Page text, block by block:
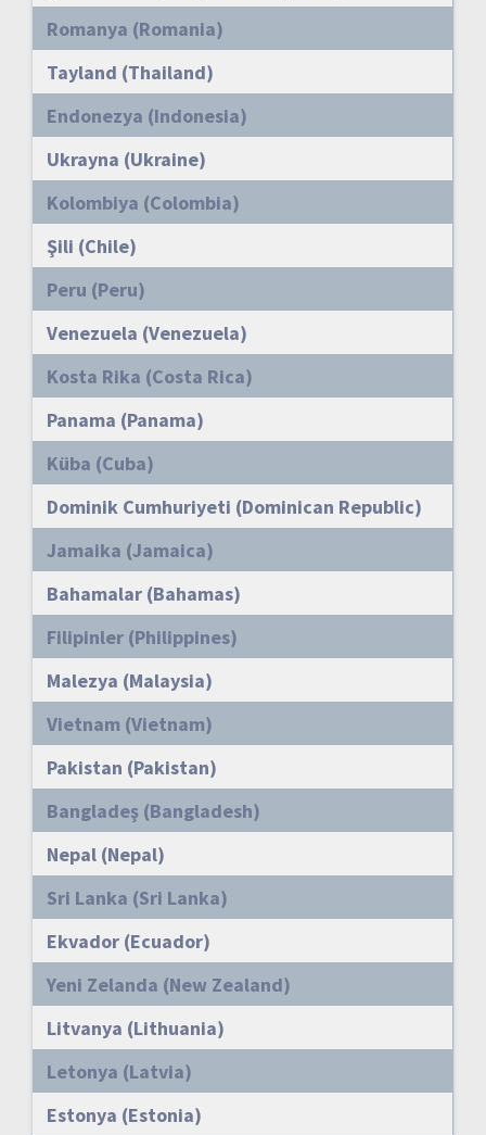
Romanya (Romania)
Tayland (Thailand)
Endonezya (Indonesia)
Ukrayna (Ukraine)
Kolombiya (Colombia)
Şili (Chile)
Peru (Peru)
Venezuela (Venezuela)
Kosta Rika (Costa Rica)
Panama (Panama)
Küba (Cuba)
Dominik Cumhuriyeti (Dominican Republic)
Jamaika (Jamaica)
Bahamalar (Bahamas)
Filipinler (Philippines)
Malezya (Malaysia)
Vietnam (Vietnam)
Pakistan (Pakistan)
Bangladeş (Bangladesh)
Nepal (Nepal)
Sri Lanka (Sri Lanka)
Ekvador (Ecuador)
Yeni Zelanda (New Zealand)
Litvanya (Lithuania)
Letonya (Latvia)
Estonya (Estonia)